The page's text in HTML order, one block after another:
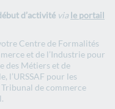
d’activité via le portail
Centre de Formalités
et de l’Industrie pour
des Métiers et de
l’URSSAF pour les
de commerce